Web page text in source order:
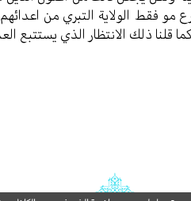
مو فقط الولاية التبري من اعدائهم
كما قلنا ذلك الانتظار الذي يستتبع